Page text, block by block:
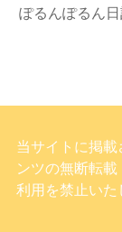
ぽるんぽるん
当サイトに掲
ンツの無断転
利用を禁止いた